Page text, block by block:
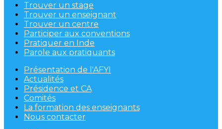
Trouver un stage
Trouver un enseignant
Trouver un centre
Participer aux conventions
Pratiquer en Inde
Parole aux pratiquants
Présentation de l'AFYI
Actualités
Présidence et CA
Comités
La formation des enseignants
Nous contacter